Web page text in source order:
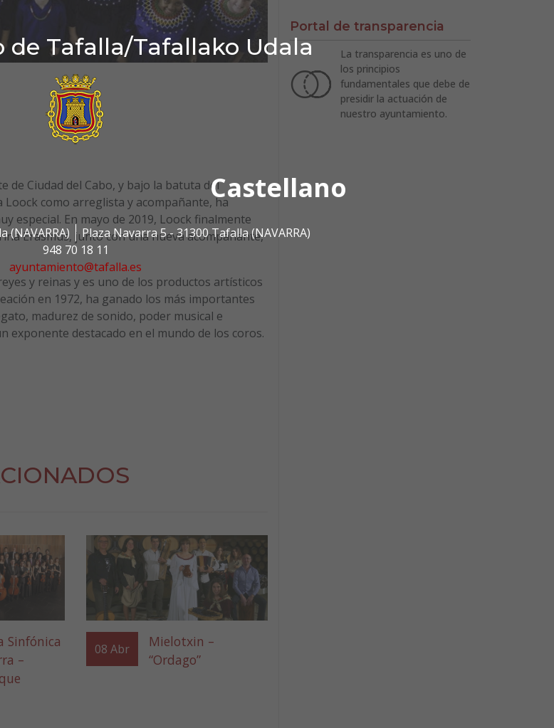
Tafalla/Tafallako Udala
Castellano
(NAVARRA)
Plaza Navarra 5 - 31300 Tafalla (NAVARRA)
948 70 18 11
ayuntamiento@tafalla.es
de Ciudad del Cabo, y bajo la batuta del
como arreglista y acompañante, ha
especial. En mayo de 2019, Loock finalmente
Erasmus, junto con una nueva acompañante,
y reinas y es uno de los productos artísticos
en 1972, ha ganado los más importantes
madurez de sonido, poder musical e
destacado en el mundo de los coros.
Sinfónica
–
08 Abr
Mielotxin –
“Ordago”
Portal de transparencia
La transparencia es uno de
los principios
fundamentales que debe de
presidir la actuación de
nuestro ayuntamiento.